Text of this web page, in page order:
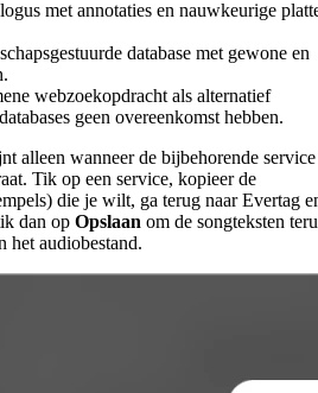
met annotaties en nauwkeurige
database met gewone en
webzoekopdracht als alternatief
geen overeenkomst hebben.
alleen wanneer de bijbehorende service
Tik op een service, kopieer de
die je wilt, ga terug naar Evertag
dan op Opslaan om de songteksten
het audiobestand.